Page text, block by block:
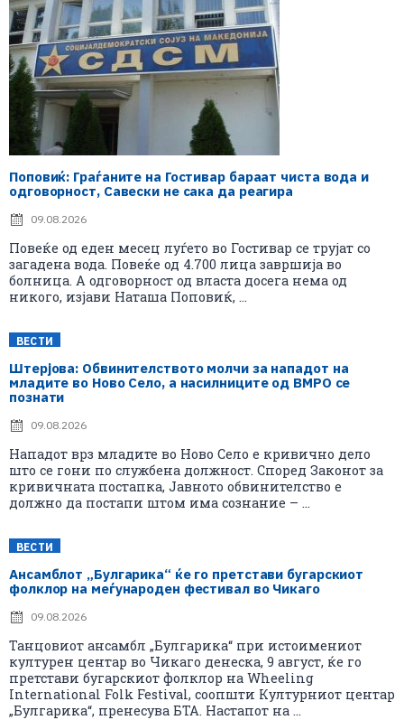
Поповиќ: Граѓаните на Гостивар бараат чиста вода и
одговорност, Савески не сака да реагира
09.08.2026
Повеќе од еден месец луѓето во Гостивар се трујат со
загадена вода. Повеќе од 4.700 лица завршија во
болница. А одговорност од власта досега нема од
никого, изјави Наташа Поповиќ, ...
ВЕСТИ
Штерјова: Обвинителството молчи за нападот на
младите во Ново Село, а насилниците од ВМРО се
познати
09.08.2026
Нападот врз младите во Ново Село е кривично дело
што се гони по службена должност. Според Законот за
кривичната постапка, Јавното обвинителство е
должно да постапи штом има сознание – ...
ВЕСТИ
Ансамблот „Булгарика“ ќе го претстави бугарскиот
фолклор на меѓународен фестивал во Чикаго
09.08.2026
Танцовиот ансамбл „Булгарика“ при истоимениот
културен центар во Чикаго денеска, 9 август, ќе го
претстави бугарскиот фолклор на Wheeling
International Folk Festival, соопшти Културниот центар
„Булгарика“, пренесува БТА. Настапот на ...